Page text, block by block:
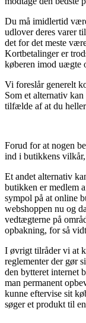
Du må imidlertid
udlover deres varer
det for det meste
Kortbetalinger er
køberen imod uægte
Vi foreslår generelt
Som et alternativ
tilfælde af at du
Forud for at nogen
ind i butikkens
Et andet alternativ
butikken er medlem
sympol på at online
webshoppen nu og
vedtægterne på
opbakning, for så
I øvrigt tilråder vi at
reglementer der gør
den bytteret internet
man permanent
kunne eftervise sit
søger et produkt til